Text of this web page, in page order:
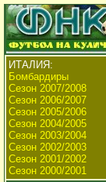
ИТАЛИЯ:
Бомбардиры
Сезон 2007/2008
Сезон 2006/2007
Сезон 2005/2006
Сезон 2004/2005
Сезон 2003/2004
Сезон 2002/2003
Сезон 2001/2002
Сезон 2000/2001